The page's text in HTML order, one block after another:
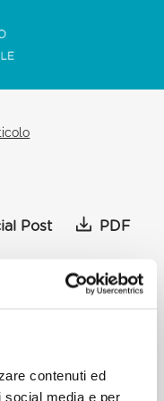
contenuti ed
social media e per
Post PDF
IN OCCASIONE
la sofferenza e